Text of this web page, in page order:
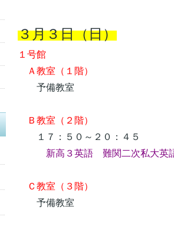
３月３日（日）
１号館
Ａ教室（１階）
予備教室
Ｂ教室（２階）
１７：５０～２０：４５
新高３英語 難関二次私大英
Ｃ教室（３階）
予備教室